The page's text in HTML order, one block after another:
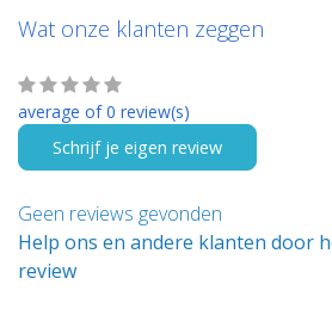
Wat onze klanten zeggen
average of 0 review(s)
Schrijf je eigen review
Geen reviews gevonden
Help ons en andere klanten door
review